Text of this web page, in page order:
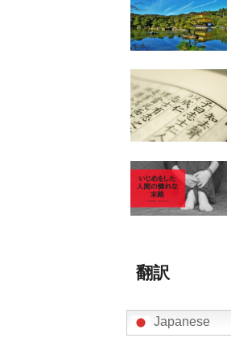
翻訳
Japanese